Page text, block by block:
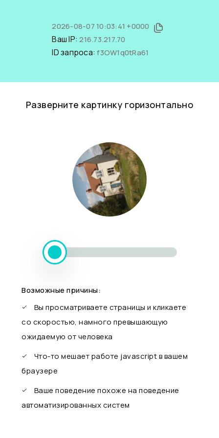
2026-08-07 10:03:41 +0000
Ваш IP:216.73.217.70
ID запроса:f3OW1q0tRa61
Разверните картинку горизонтально
Возможные причины:
Вы просматриваете страницы и кликаете
со скоростью, намного превышающую
ожидаемую от человека
Что-то мешает работе javascript в вашем
браузере
Ваше поведение похоже на поведение
автоматизированных систем